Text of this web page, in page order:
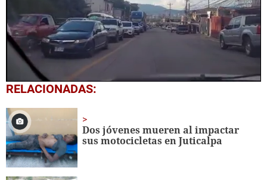
0
seconds
44
seconds
RELACIONADAS:
Dos jóvenes mueren al impactar
sus motocicletas en Juticalpa